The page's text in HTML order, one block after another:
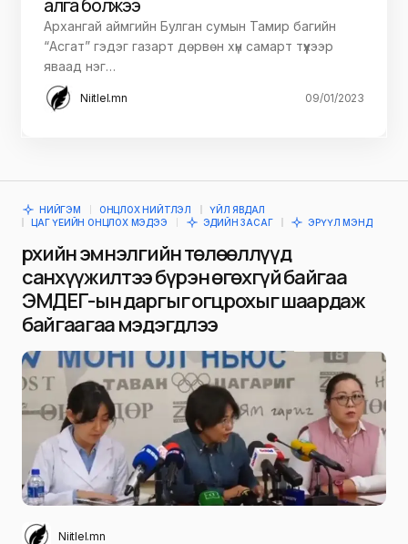
алга болжээ
Архангай аймгийн Булган сумын Тамир багийн
“Асгат” гэдэг газарт дөрвөн хүн самарт түүхээр
яваад нэг…
Niitlel.mn 09/01/2023
НИЙГЭМ ОНЦЛОХ НИЙТЛЭЛ
ҮЙЛ ЯВДАЛ
ЦАГ ҮЕИЙН ОНЦЛОХ МЭДЭЭ
ЭДИЙН ЗАСАГ ЭРҮҮЛ МЭНД
Өрхийн эмнэлгийн төлөөллүүд
санхүүжилтээ бүрэн өгөхгүй байгаа
ЭМДЕГ-ын даргыг огцрохыг шаардаж
байгаагаа мэдэгдлээ
Niitlel.mn